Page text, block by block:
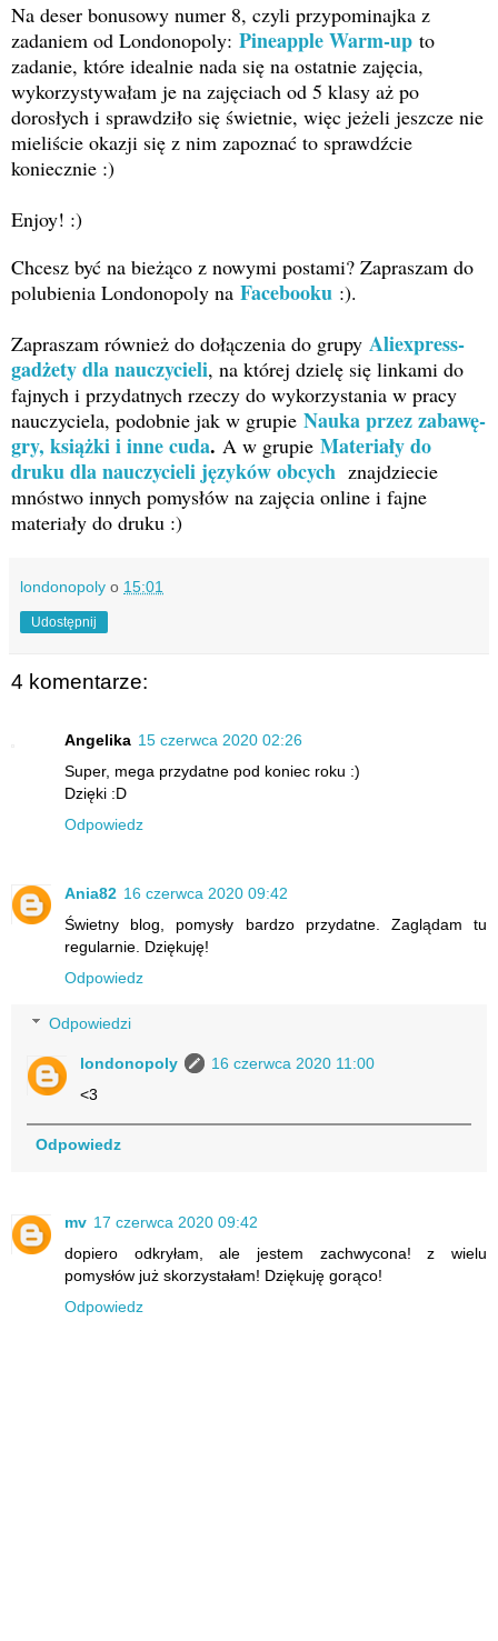
Na deser bonusowy numer 8, czyli przypominajka z
zadaniem od Londonopoly: Pineapple Warm-up to
zadanie, które idealnie nada się na ostatnie zajęcia,
wykorzystywałam je na zajęciach od 5 klasy aż po
dorosłych i sprawdziło się świetnie, więc jeżeli jeszcze nie
mieliście okazji się z nim zapoznać to sprawdźcie
koniecznie :)
Enjoy! :)
Chcesz być na bieżąco z nowymi postami? Zapraszam do
polubienia Londonopoly na Facebooku :).
Zapraszam również do dołączenia do grupy Aliexpress-
gadżety dla nauczycieli, na której dzielę się linkami do
fajnych i przydatnych rzeczy do wykorzystania w pracy
nauczyciela, podobnie jak w grupie Nauka przez zabawę-
gry, książki i inne cuda. A w grupie Materiały do
druku dla nauczycieli języków obcych znajdziecie
mnóstwo innych pomysłów na zajęcia online i fajne
materiały do druku :)
londonopoly o 15:01
Udostępnij
4 komentarze:
Angelika 15 czerwca 2020 02:26
Super, mega przydatne pod koniec roku :)
Dzięki :D
Odpowiedz
Ania82 16 czerwca 2020 09:42
Świetny blog, pomysły bardzo przydatne. Zaglądam tu
regularnie. Dziękuję!
Odpowiedz
Odpowiedzi
londonopoly
16 czerwca 2020 11:00
<3
Odpowiedz
mv 17 czerwca 2020 09:42
dopiero odkryłam, ale jestem zachwycona! z wielu
pomysłów już skorzystałam! Dziękuję gorąco!
Odpowiedz